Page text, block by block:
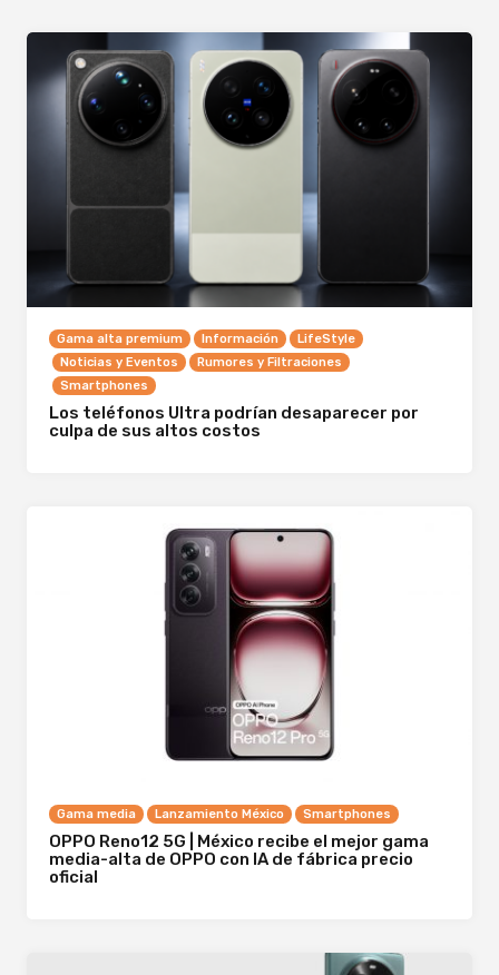
Gama alta premium Información
LifeStyle
Noticias y Eventos
Rumores y Filtraciones
Smartphones
Los teléfonos Ultra podrían desaparecer por
culpa de sus altos costos
Gama media Lanzamiento México Smartphones
OPPO Reno12 5G | México recibe el mejor gama
media-alta de OPPO con IA de fábrica precio
oficial